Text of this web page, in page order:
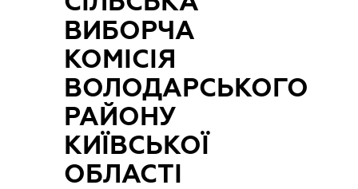
ВИБОРЧА
КОМІСІЯ
ВОЛОДАРСЬКОГО
РАЙОНУ
КИЇВСЬКОЇ
ОБЛАСТІ